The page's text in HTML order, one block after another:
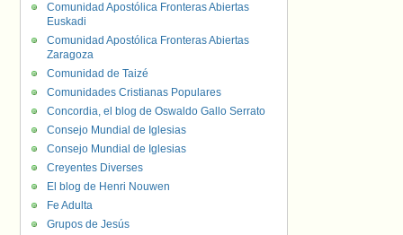
Comunidad Apostólica Fronteras Abiertas
Euskadi
Comunidad Apostólica Fronteras Abiertas
Zaragoza
Comunidad de Taizé
Comunidades Cristianas Populares
Concordia, el blog de Oswaldo Gallo Serrato
Consejo Mundial de Iglesias
Consejo Mundial de Iglesias
Creyentes Diverses
El blog de Henri Nouwen
Fe Adulta
Grupos de Jesús